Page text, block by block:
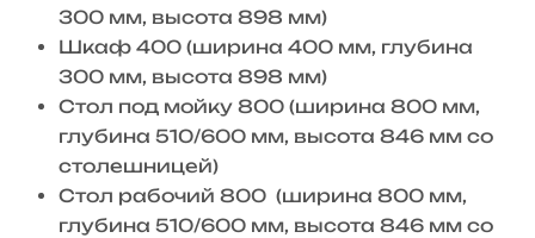
300 мм, высота 898 мм)
Шкаф 400 (ширина 400 мм, глубина
300 мм, высота 898 мм)
Стол под мойку 800 (ширина 800 мм,
глубина 510/600 мм, высота 846 мм со
столешницей)
Стол рабочий 800 (ширина 800 мм,
глубина 510/600 мм, высота 846 мм со